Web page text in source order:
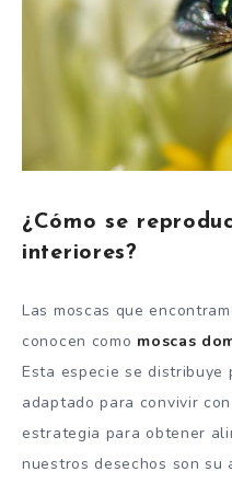
¿Cómo se
interiores?
Las moscas que
conocen como moscas
Esta especie se distribuye
adaptado para convivir
estrategia para obtener
nuestros desechos son su